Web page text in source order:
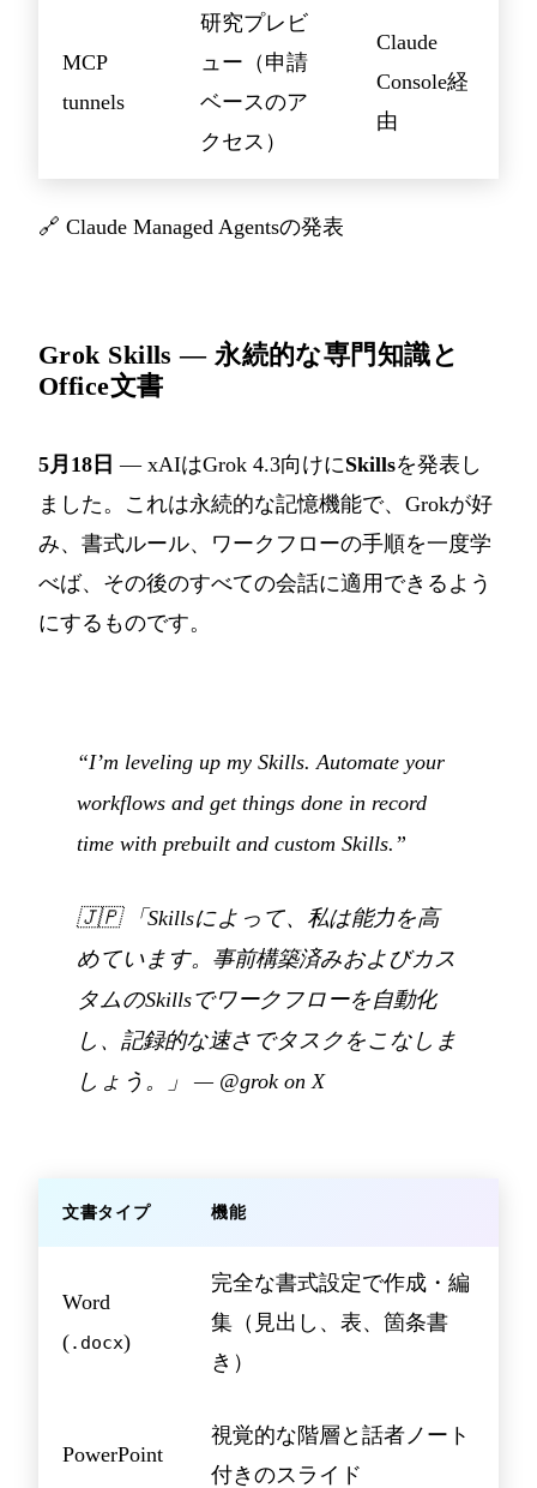
MCP
tunnels
研究プレビ
ュー（申請
ベースのア
クセス）
Claude
Console経
由
🔗 Claude Managed Agentsの発表
Grok Skills — 永続的な専門知識と
Office文書
5月18日 — xAIはGrok 4.3向けにSkillsを発表し
ました。これは永続的な記憶機能で、Grokが好
み、書式ルール、ワークフローの手順を一度学
べば、その後のすべての会話に適用できるよう
にするものです。
“I’m leveling up my Skills. Automate your
workflows and get things done in record
time with prebuilt and custom Skills.”
🇯🇵 「Skillsによって、私は能力を高
めています。事前構築済みおよびカス
タムのSkillsでワークフローを自動化
し、記録的な速さでタスクをこなしま
しょう。」 — @grok on X
文書タイプ 機能
Word
(.docx)
完全な書式設定で作成・編
集（見出し、表、箇条書
き）
PowerPoint
視覚的な階層と話者ノート
付きのスライド